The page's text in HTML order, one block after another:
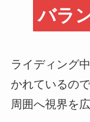
バラ
ライディング
かれているの
周囲へ視界を